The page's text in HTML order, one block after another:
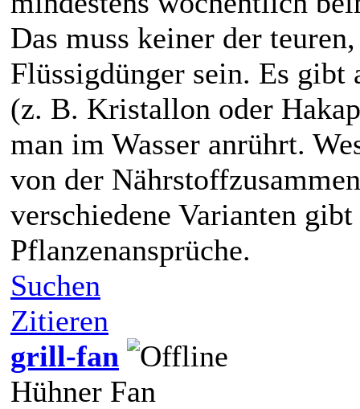
Das muss keiner der
Flüssigdünger sein. Es gibt
(z. B. Kristallon oder
man im Wasser anrührt.
von der
verschiedene Varianten
Pflanzenansprüche.
Suchen
Zitieren
grill-fan
Hühner Fan